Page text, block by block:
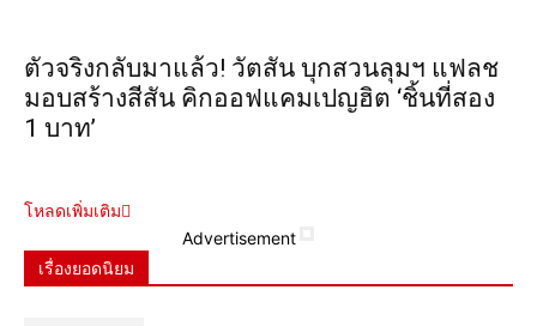
ตัวจริงกลับมาแล้ว! วัตสัน บุกสวนลุมฯ แฟลช
มอบสร้างสีสัน คิกออฟแคมเปญฮิต ‘ชิ้นที่สอง
1 บาท’
โหลดเพิ่มเติม
Advertisement
เรื่องยอดนิยม